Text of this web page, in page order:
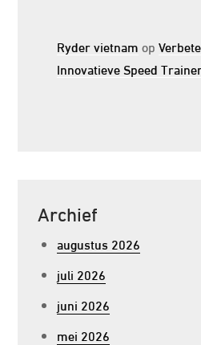
Ryder vietnam op
Innovatieve Speed
Archief
augustus 2026
juli 2026
juni 2026
mei 2026